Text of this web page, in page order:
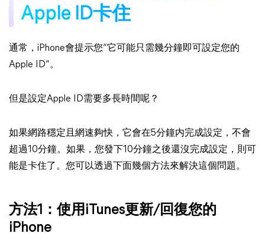
Apple ID卡住
通常，iPhone會提示您“它可能只需幾分鐘即可設定您的
Apple ID”。
但是設定Apple ID需要多長時間呢？
如果網路穩定且網速夠快，它會在5分鐘内完成設定，不會
超過10分鐘。如果，您發下10分鐘之後還沒完成設定，則可
能是卡住了。您可以透過下面幾個方法來解決這個問題。
方法1：使用iTunes更新/回復您的
iPhone